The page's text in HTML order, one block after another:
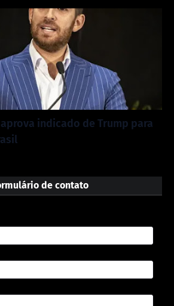
indicado de Trump para
de contato